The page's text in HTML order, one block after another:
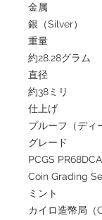
金属
銀（Silver）
重量
約28.28グラム
直径
約38ミリ
仕上げ
プルーフ（ディ
グレード
PCGS
Coin Grading
ミント
カイロ造幣局（